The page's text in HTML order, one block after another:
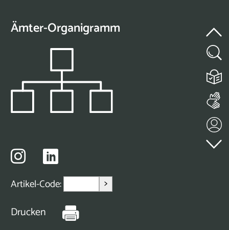
Ämter-Organigramm
Artikel-Code: >
Drucken